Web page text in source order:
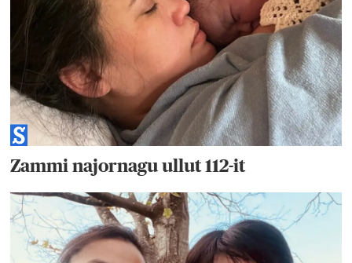
Zammi najornagu ullut 112-it